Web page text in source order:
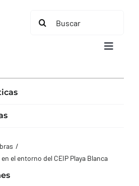
Buscar:
Toggle
el entorno del CEIP Playa Blanca